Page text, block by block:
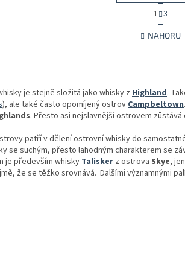
O
v
l
í
p
r
k
y
v
ý
t
r
á
n
á
n
í
1 3
NAHORU
je stejně složitá jako whisky zHighland.
), ale také často opomíjený ostrovCampbeltown
. Přesto asi nejslavnější ostrovem
patří v dělení ostrovní whisky do
se suchým, přesto lahodným charakterem se
je především whiskyTalisker z ostrova Skye,
že se těžko srovnává. Dalšími významnými